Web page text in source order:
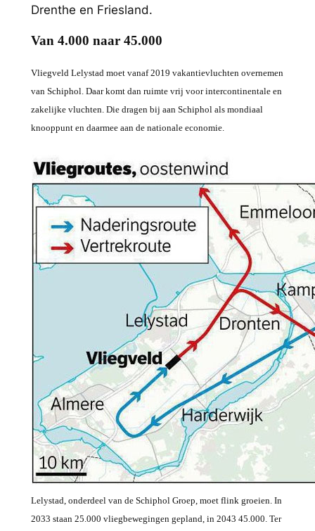
Drenthe en Friesland.
Van 4.000 naar 45.000
Vliegveld Lelystad moet vanaf 2019 vakantievluchten overnemen
van Schiphol. Daar komt dan ruimte vrij voor intercontinentale en
zakelijke vluchten. Die dragen bij aan Schiphol als mondiaal
knooppunt en daarmee aan de nationale economie.
Lelystad, onderdeel van de Schiphol Groep, moet flink groeien. In
2033 staan 25.000 vliegbewegingen gepland, in 2043 45.000. Ter